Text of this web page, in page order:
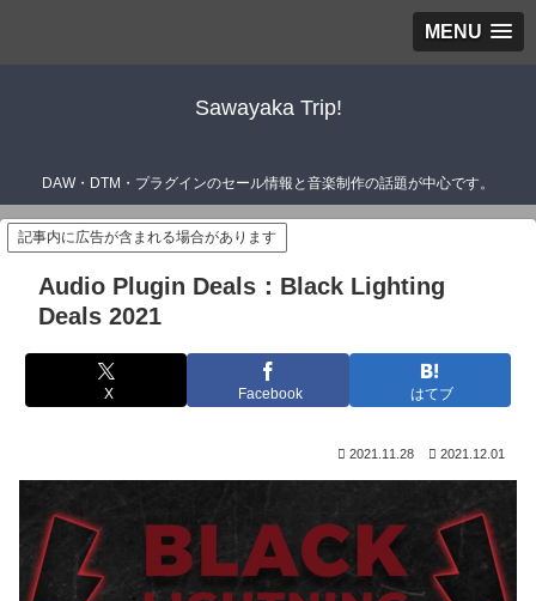
MENU
Sawayaka Trip!
DAW・DTM・プラグインのセール情報と音楽制作の話題が中心です。
記事内に広告が含まれる場合があります
Audio Plugin Deals：Black Lighting
Deals 2021
X Facebook はてブ
2021.11.28 2021.12.01